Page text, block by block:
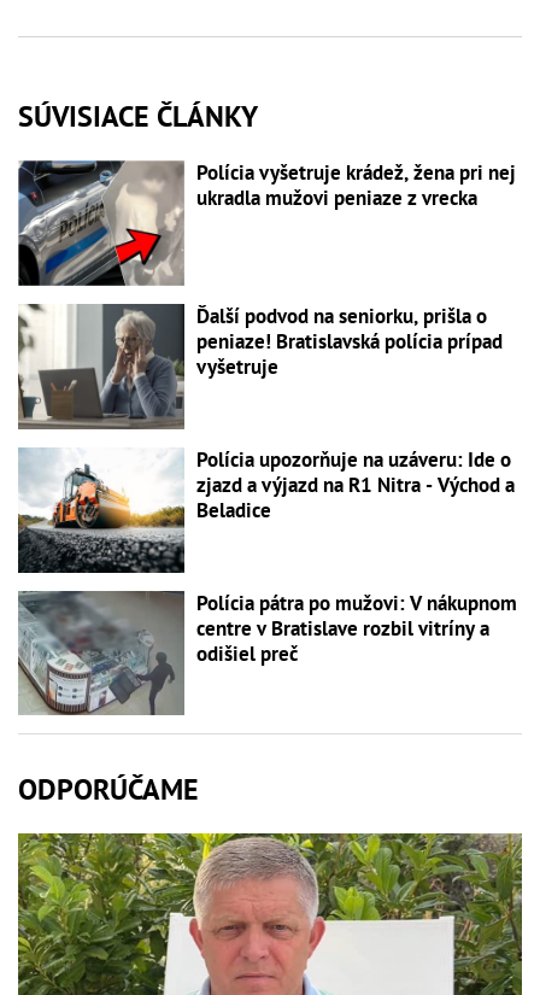
SÚVISIACE ČLÁNKY
Polícia vyšetruje krádež, žena pri nej
ukradla mužovi peniaze z vrecka
Ďalší podvod na seniorku, prišla o
peniaze! Bratislavská polícia prípad
vyšetruje
Polícia upozorňuje na uzáveru: Ide o
zjazd a výjazd na R1 Nitra - Východ a
Beladice
Polícia pátra po mužovi: V nákupnom
centre v Bratislave rozbil vitríny a
odišiel preč
ODPORÚČAME